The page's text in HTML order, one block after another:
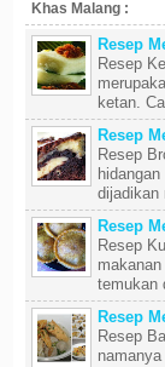
Khas Malang :
Resep
Resep
ketan.
Resep
Resep
dijadikan
Resep
Resep
temukan
Resep
Resep